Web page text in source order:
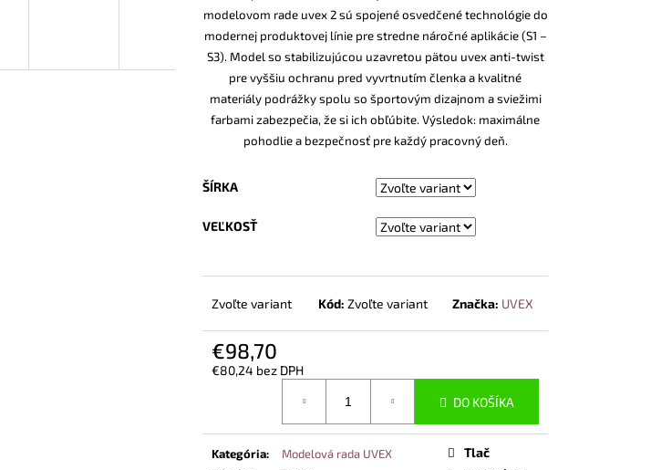
modelovom rade uvex 2 sú spojené osvedčené technológie do
modernej produktovej línie pre stredne náročné aplikácie (S1 –
S3). Model so stabilizujúcou uzavretou pätou uvex anti-twist
pre vyššiu ochranu pred vyvrtnutím členka a kvalitné
materiály podrážky spolu so športovým dizajnom a sviežimi
farbami zabezpečia, že si ich obľúbite. Výsledok: maximálne
pohodlie a bezpečnosť pre každý pracovný deň.
ŠÍRKA
VEĽKOSŤ
Zvoľte variant Kód: Zvoľte variant Značka: UVEX
€98,70
€80,24 bez DPH
DO KOŠÍKA
Kategória:
Modelová rada UVEX
Tlač
VYSOKÁ BEZPEČNOSTNÁ OBUV UVEX 2
6935 S3 SRC TREND ČIERNA